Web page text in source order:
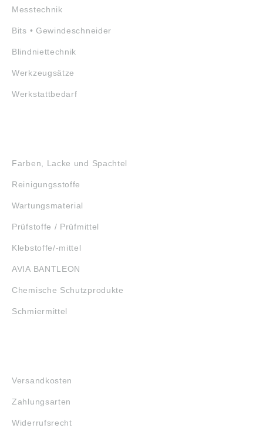
Messtechnik
Bits • Gewindeschneider
Blindniettechnik
Werkzeugsätze
Werkstattbedarf
Farben, Lacke und Spachtel
Reinigungsstoffe
Wartungsmaterial
Prüfstoffe / Prüfmittel
Klebstoffe/-mittel
AVIA BANTLEON
Chemische Schutzprodukte
Schmiermittel
Versandkosten
Zahlungsarten
Widerrufsrecht